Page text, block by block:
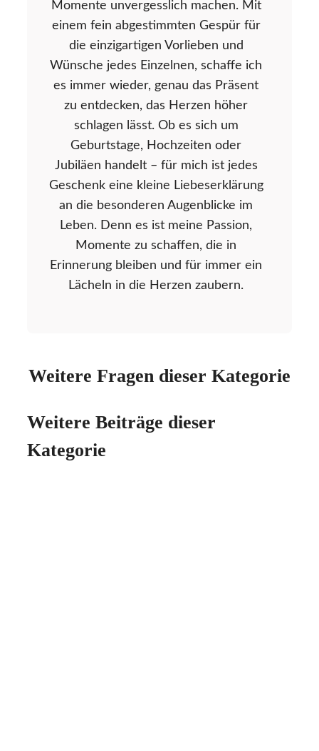
Momente unvergesslich machen. Mit
einem fein abgestimmten Gespür für
die einzigartigen Vorlieben und
Wünsche jedes Einzelnen, schaffe ich
es immer wieder, genau das Präsent
zu entdecken, das Herzen höher
schlagen lässt. Ob es sich um
Geburtstage, Hochzeiten oder
Jubiläen handelt – für mich ist jedes
Geschenk eine kleine Liebeserklärung
an die besonderen Augenblicke im
Leben. Denn es ist meine Passion,
Momente zu schaffen, die in
Erinnerung bleiben und für immer ein
Lächeln in die Herzen zaubern.
Weitere Fragen dieser Kategorie
Weitere Beiträge dieser
Kategorie